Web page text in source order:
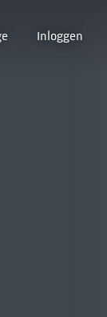
Inloggen